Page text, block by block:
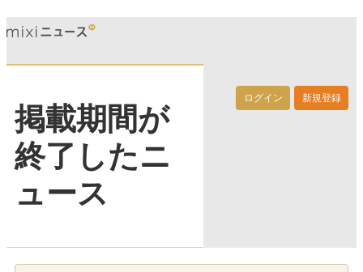
ログイン 新規登録
掲載期間が
終了したニ
ュース